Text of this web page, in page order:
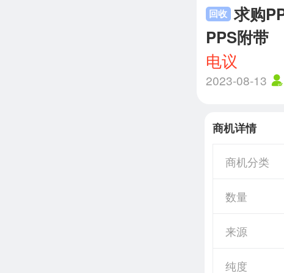
回收 求购
PPS附带
电议
2023-08-13
商机详情
商机分类
数量
来源
纯度